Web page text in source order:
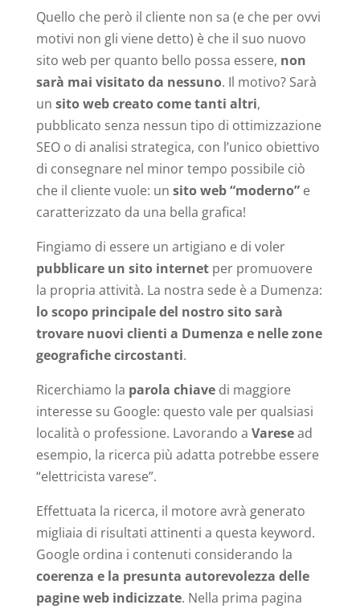
Quello che però il cliente non sa (e che per ovvi
motivi non gli viene detto) è che il suo nuovo
sito web per quanto bello possa essere, non
sarà mai visitato da nessuno. Il motivo? Sarà
un sito web creato come tanti altri,
pubblicato senza nessun tipo di ottimizzazione
SEO o di analisi strategica, con l’unico obiettivo
di consegnare nel minor tempo possibile ciò
che il cliente vuole: un sito web “moderno”e
caratterizzato da una bella grafica!
Fingiamo di essere un artigiano e di voler
pubblicare un sito internetper promuovere
la propria attività. La nostra sede è a Dumenza:
lo scopo principale del nostro sito sarà
trovare nuovi clienti a Dumenza e nelle zone
geografiche circostanti.
Ricerchiamo la parola chiavedi maggiore
interesse su Google: questo vale per qualsiasi
località o professione. Lavorando a Varesead
esempio, la ricerca più adatta potrebbe essere
“elettricista varese”.
Effettuata la ricerca, il motore avrà generato
migliaia di risultati attinenti a questa keyword.
Google ordina i contenuti considerando la
coerenza e la presunta autorevolezza delle
pagine web indicizzate. Nella prima pagina